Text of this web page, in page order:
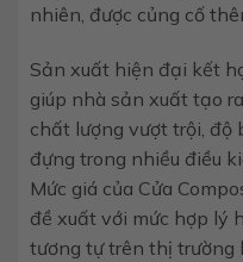
nhiên, được củng cố
Sản xuất hiện đại kết
giúp nhà sản xuất tạo
chất lượng vượt trội, độ
đựng trong nhiều điều
Mức giá của Cửa
đề xuất với mức hợp lý
tương tự trên thị trường